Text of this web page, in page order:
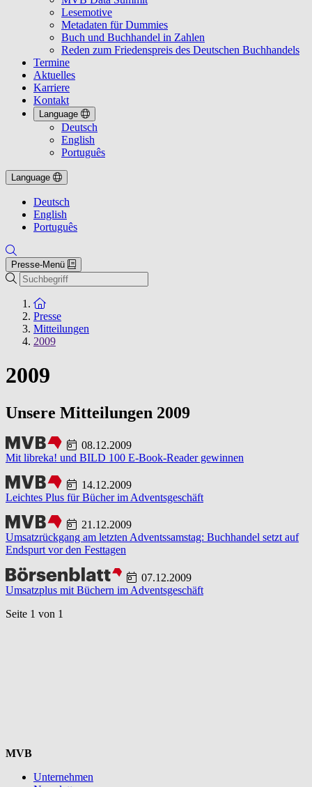
Lesemotive
Metadaten für Dummies
Buch und Buchhandel in Zahlen
Reden zum Friedenspreis des Deutschen Buchhandels
Termine
Aktuelles
Karriere
Kontakt
Language
Deutsch
English
Português
Language
Deutsch
English
Português
Presse-Menü
Suche
Zur Startseite
Presse
Mitteilungen
2009
2009
Unsere Mitteilungen 2009
08.12.2009
Mit libreka! und BILD 100 E-Book-Reader gewinnen
14.12.2009
Leichtes Plus für Bücher im Adventsgeschäft
21.12.2009
Umsatzrückgang am letzten Adventssamstag: Buchhandel setzt auf
Endspurt vor den Festtagen
07.12.2009
Umsatzplus mit Büchern im Adventsgeschäft
Seite 1 von 1
MVB
Unternehmen